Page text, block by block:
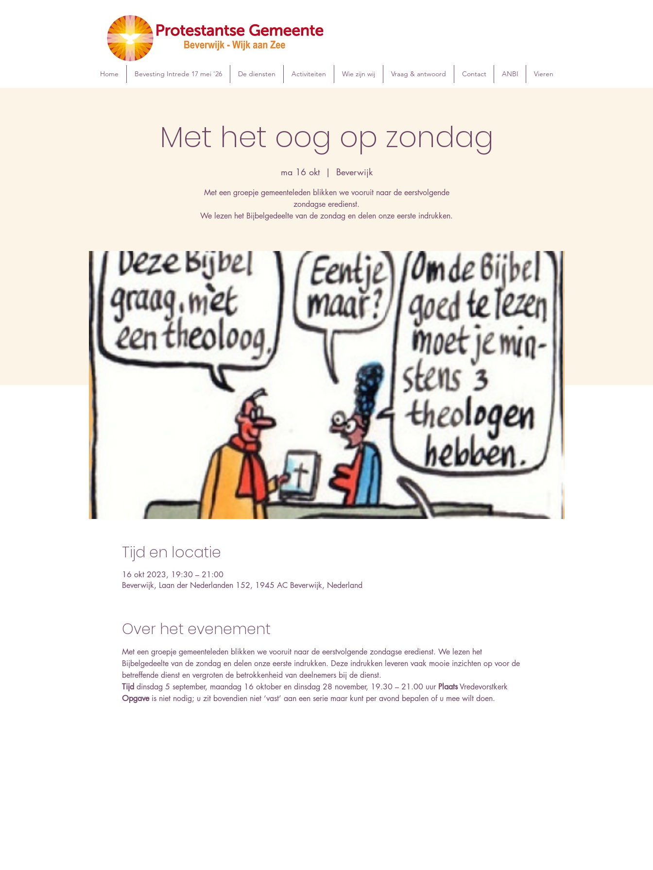
Home Bevesting Intrede 17 mei '26 De diensten Activiteiten Wie zijn wij Vraag & antwoord Contact ANBI Vieren
Met het oog op zondag
ma 16 okt
  |
Beverwijk
Met een groepje gemeenteleden blikken we vooruit naar de eerstvolgende
zondagse eredienst.
We lezen het Bijbelgedeelte van de zondag en delen onze eerste indrukken.
Tijd en locatie
16 okt 2023, 19:30 – 21:00
Beverwijk, Laan der Nederlanden 152, 1945 AC Beverwijk, Nederland
Over het evenement
Met een groepje gemeenteleden blikken we vooruit naar de eerstvolgende zondagse eredienst. We lezen het
Bijbelgedeelte van de zondag en delen onze eerste indrukken. Deze indrukken leveren vaak mooie inzichten op voor de
betreffende dienst en vergroten de betrokkenheid van deelnemers bij de dienst.
Tijd dinsdag 5 september, maandag 16 oktober en dinsdag 28 november, 19.30 – 21.00 uur Plaats Vredevorstkerk
Opgave is niet nodig; u zit bovendien niet ‘vast’ aan een serie maar kunt per avond bepalen of u mee wilt doen.